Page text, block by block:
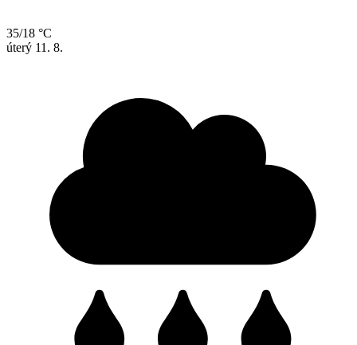
35/18 °C
úterý 11. 8.